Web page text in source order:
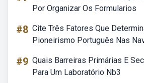
Por Organizar Os Formularios
#8 Cite Três Fatores Que
Pioneirismo Português Nas
#9 Quais Barreiras Primárias E
Para Um Laboratório Nb3